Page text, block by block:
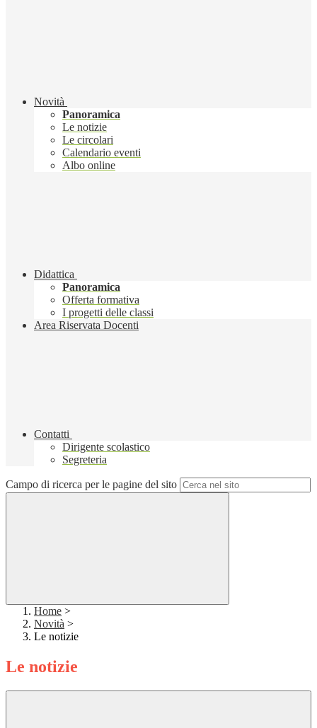
Novità
Panoramica
Le notizie
Le circolari
Calendario eventi
Albo online
Didattica
Panoramica
Offerta formativa
I progetti delle classi
Area Riservata Docenti
Contatti
Dirigente scolastico
Segreteria
Campo di ricerca per le pagine del sito
Home >
Novità >
Le notizie
Le notizie